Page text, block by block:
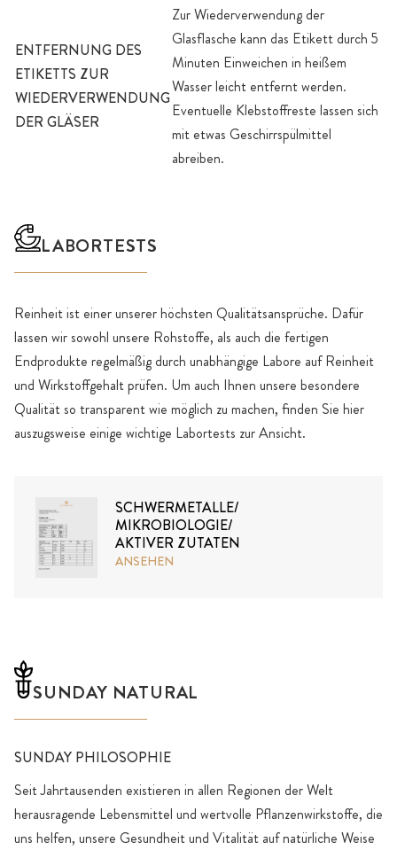
ENTFERNUNG DES
ETIKETTS ZUR
WIEDERVERWENDUNG
DER GLÄSER
Zur Wiederverwendung der
Glasflasche kann das Etikett durch 5
Minuten Einweichen in heißem
Wasser leicht entfernt werden.
Eventuelle Klebstoffreste lassen sich
mit etwas Geschirrspülmittel
abreiben.
LABORTESTS
Reinheit ist einer unserer höchsten Qualitätsansprüche. Dafür
lassen wir sowohl unsere Rohstoffe, als auch die fertigen
Endprodukte regelmäßig durch unabhängige Labore auf Reinheit
und Wirkstoffgehalt prüfen. Um auch Ihnen unsere besondere
Qualität so transparent wie möglich zu machen, finden Sie hier
auszugsweise einige wichtige Labortests zur Ansicht.
SCHWERMETALLE/
MIKROBIOLOGIE/
AKTIVER ZUTATEN
ANSEHEN
SUNDAY NATURAL
SUNDAY PHILOSOPHIE
Seit Jahrtausenden existieren in allen Regionen der Welt
herausragende Lebensmittel und wertvolle Pflanzenwirkstoffe, die
uns helfen, unsere Gesundheit und Vitalität auf natürliche Weise